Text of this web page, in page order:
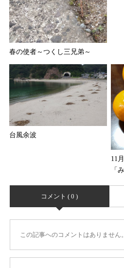
春の使者～つくし三兄弟～
台風余波
11
「
コメント ( 0 )
この記事へのコメントはありません。